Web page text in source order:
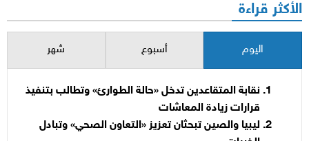
الأكثر قراءة
اليوم أسبوع شهر
نقابة المتقاعدين تدخل «حالة الطوارئ» وتطالب بتنفيذ
قرارات زيادة المعاشات
ليبيا والصين تبحثان تعزيز «التعاون الصحي» وتبادل